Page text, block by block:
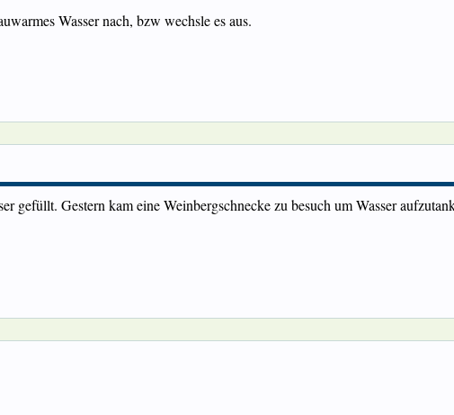
Wasser nach, bzw wechsle es aus.
gefüllt. Gestern kam eine Weinbergschnecke zu besuch um Wasser